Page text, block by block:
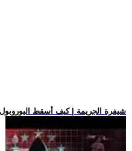
.. شيفرة الجريمة | كيف أسقط